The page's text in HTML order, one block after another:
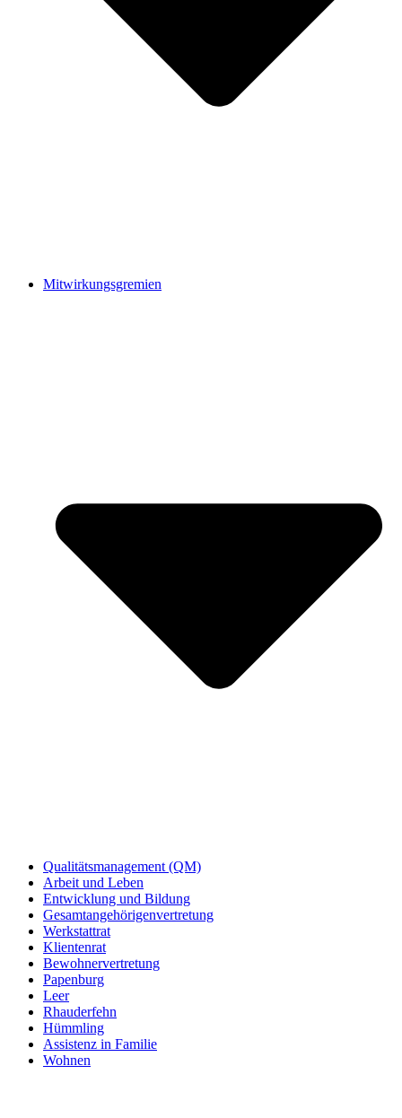
Mitwirkungsgremien
Qualitätsmanagement (QM)
Arbeit und Leben
Entwicklung und Bildung
Gesamtangehörigenvertretung
Werkstattrat
Klientenrat
Bewohnervertretung
Papenburg
Leer
Rhauderfehn
Hümmling
Assistenz in Familie
Wohnen